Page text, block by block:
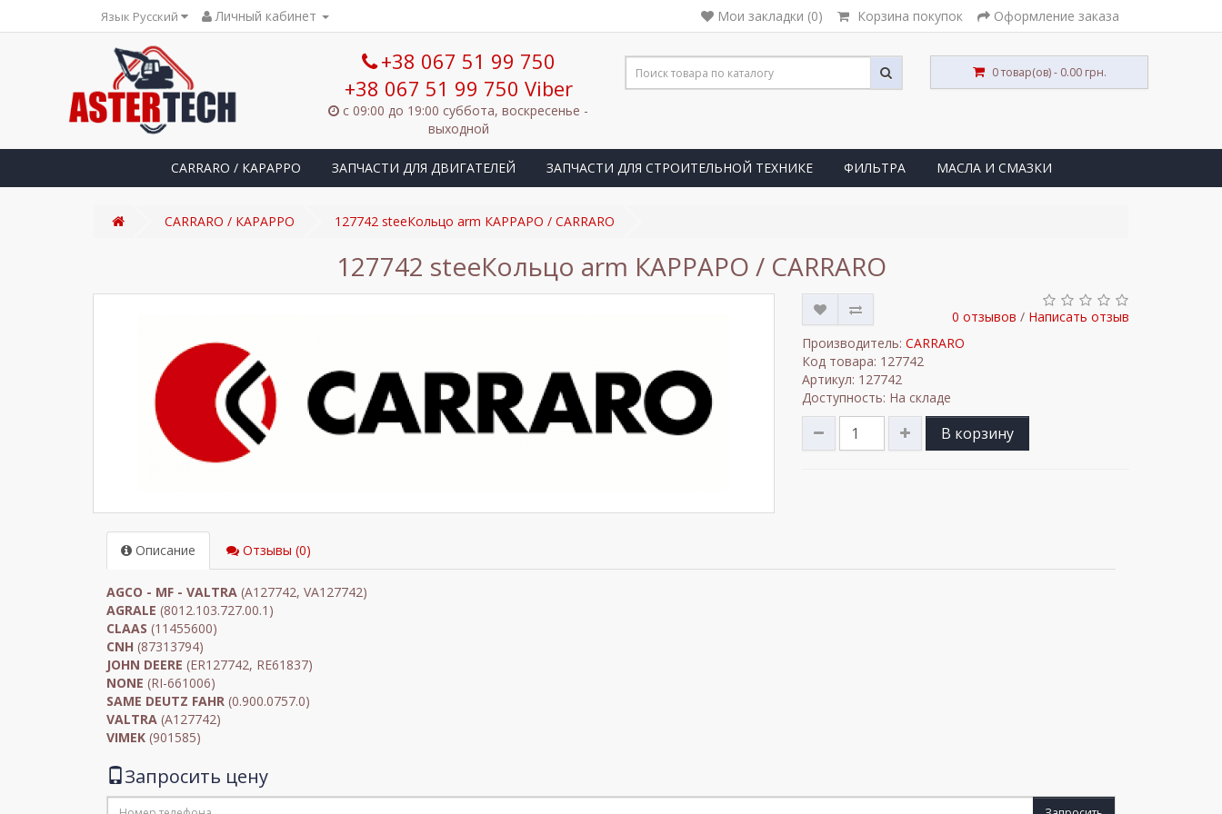
Язык Русский Личный кабинет Мои закладки (0) Корзина покупок Оформление заказа
+38 067 51 99 750
+38 067 51 99 750 Viber
с 09:00 до 19:00 суббота, воскресенье -
выходной
0 товар(ов) - 0.00 грн.
CARRARO / КАРАРРО ЗАПЧАСТИ ДЛЯ ДВИГАТЕЛЕЙ ЗАПЧАСТИ ДЛЯ СТРОИТЕЛЬНОЙ ТЕХНИКЕ ФИЛЬТРА МАСЛА И СМАЗКИ
CARRARO / КАРАРРО 127742 steeКольцо arm КАРРАРО / CARRARO
127742 steeКольцо arm КАРРАРО / CARRARO
0 отзывов / Написать отзыв
Производитель: CARRARO
Код товара: 127742
Артикул: 127742
Доступность: На складе
В корзину
Описание Отзывы (0)
AGCO - MF - VALTRA (A127742, VA127742)
AGRALE (8012.103.727.00.1)
CLAAS (11455600)
CNH (87313794)
JOHN DEERE (ER127742, RE61837)
NONE (RI-661006)
SAME DEUTZ FAHR (0.900.0757.0)
VALTRA (A127742)
VIMEK (901585)
Запросить цену